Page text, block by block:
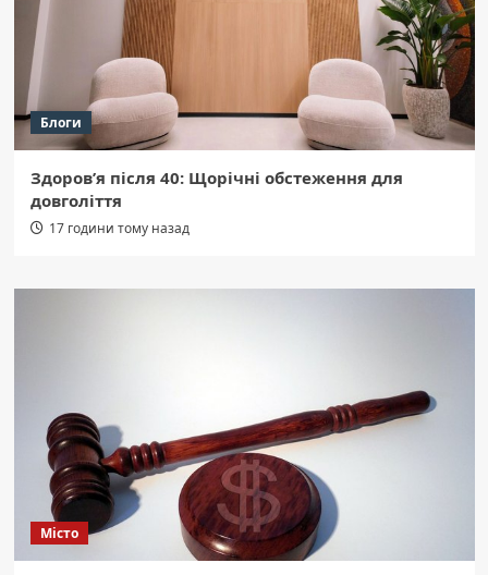
Блоги
Здоров’я після 40: Щорічні обстеження для
довголіття
17 години тому назад
Місто